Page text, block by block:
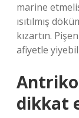
marine
ısıtılmış
kızartın.
afiyetle
dikkat